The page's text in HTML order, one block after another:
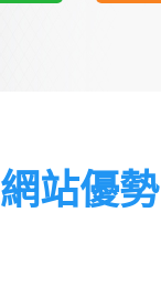
網站優勢